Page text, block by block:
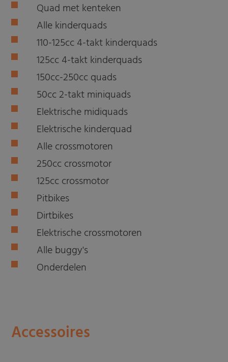
Quad met kenteken
Alle kinderquads
110-125cc 4-takt kinderquads
125cc 4-takt kinderquads
150cc-250cc quads
50cc 2-takt miniquads
Elektrische midiquads
Elektrische kinderquad
Alle crossmotoren
250cc crossmotor
125cc crossmotor
Pitbikes
Dirtbikes
Elektrische crossmotoren
Alle buggy's
Onderdelen
Accessoires